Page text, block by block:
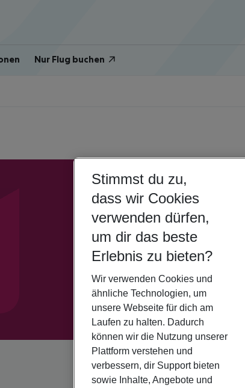
Nur Flug buchen
Stimmst du zu,
dass wir Cookies
verwenden dürfen,
um dir das beste
Erlebnis zu bieten?
Wir verwenden Cookies und
ähnliche Technologien, um
unsere Webseite für dich am
Laufen zu halten. Dadurch
können wir die Nutzung unserer
Plattform verstehen und
verbessern, dir Support bieten
sowie Inhalte, Angebote und